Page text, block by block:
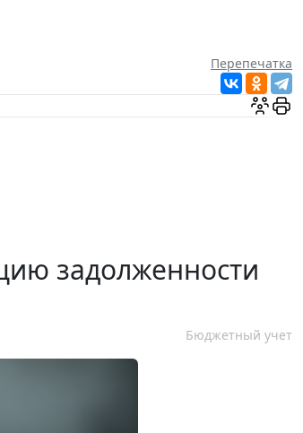
Перепечатка
задолженности
Бюджетный учет